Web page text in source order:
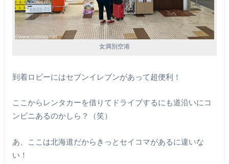
女満別空港
到着ロビーにはセブンイレブンがあって超便利！
ここからレンタカーを借りてドライブするにも道沿いにコ
ンビニあるのかしら？（笑）
あ、ここは北海道だからきっとセイコマがあるに違いな
い！